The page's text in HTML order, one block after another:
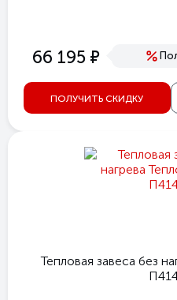
66 195 е
ПОЛУЧИТЬ СКИДКУ
Тепловая завеса без